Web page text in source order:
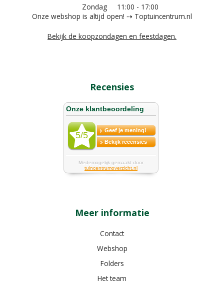
Zondag
11:00 - 17:00
Onze webshop is altijd open! ⇢ Toptuincentrum.nl
Bekijk de koopzondagen en feestdagen.
Recensies
Meer informatie
Contact
Webshop
Folders
Het team